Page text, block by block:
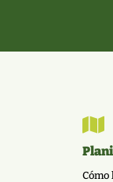

Cómo